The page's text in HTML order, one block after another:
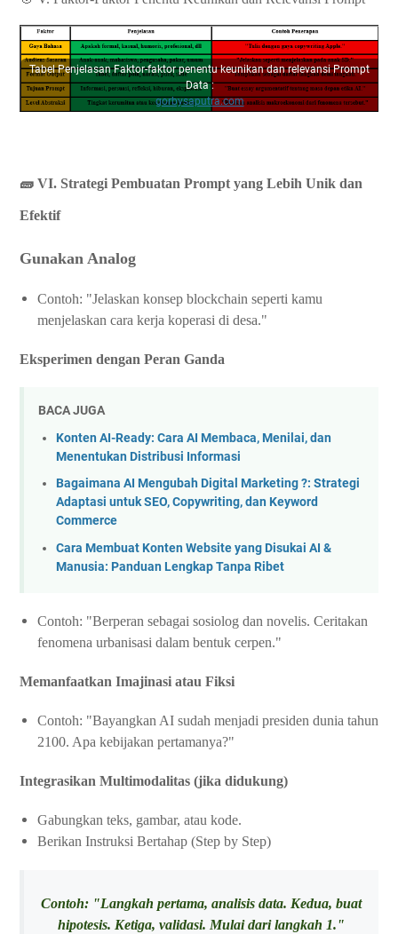
Tabel Penjelasan Faktor-faktor penentu keunikan dan relevansi Prompt
Data :
gorbysaputra.com
🧱 VI. Strategi Pembuatan Prompt yang Lebih Unik dan
Efektif
Gunakan Analog
Contoh: "Jelaskan konsep blockchain seperti kamu
menjelaskan cara kerja koperasi di desa."
Eksperimen dengan Peran Ganda
BACA JUGA
Konten AI-Ready: Cara AI Membaca, Menilai, dan
Menentukan Distribusi Informasi
Bagaimana AI Mengubah Digital Marketing ?: Strategi
Adaptasi untuk SEO, Copywriting, dan Keyword
Commerce
Cara Membuat Konten Website yang Disukai AI &
Manusia: Panduan Lengkap Tanpa Ribet
Contoh: "Berperan sebagai sosiolog dan novelis. Ceritakan
fenomena urbanisasi dalam bentuk cerpen."
Memanfaatkan Imajinasi atau Fiksi
Contoh: "Bayangkan AI sudah menjadi presiden dunia tahun
2100. Apa kebijakan pertamanya?"
Integrasikan Multimodalitas (jika didukung)
Gabungkan teks, gambar, atau kode.
Berikan Instruksi Bertahap (Step by Step)
Contoh: "Langkah pertama, analisis data. Kedua, buat
hipotesis. Ketiga, validasi. Mulai dari langkah 1."